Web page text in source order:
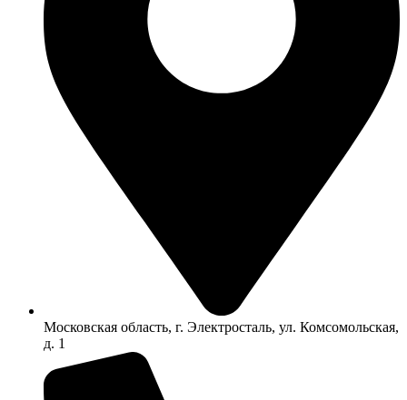
Московская область, г. Электросталь, ул. Комсомольская,
д. 1